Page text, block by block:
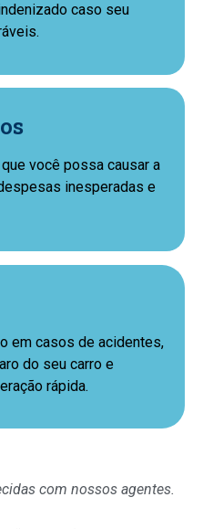
caso seu
você possa causar a
inesperadas e
em casos de acidentes,
do seu carro e
rápida.
com nossos agentes.